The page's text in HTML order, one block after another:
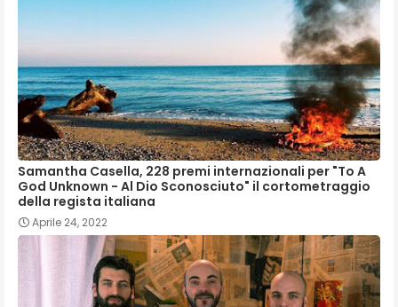
Samantha Casella, 228 premi internazionali per "To A
God Unknown - Al Dio Sconosciuto" il cortometraggio
della regista italiana
Aprile 24, 2022